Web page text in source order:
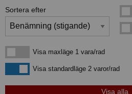
Sortera efter
Visa maxläge 1 vara/rad
Visa maxläge 1 vara/rad
Visa standardlägeVisa standardläge 2 varor/rad